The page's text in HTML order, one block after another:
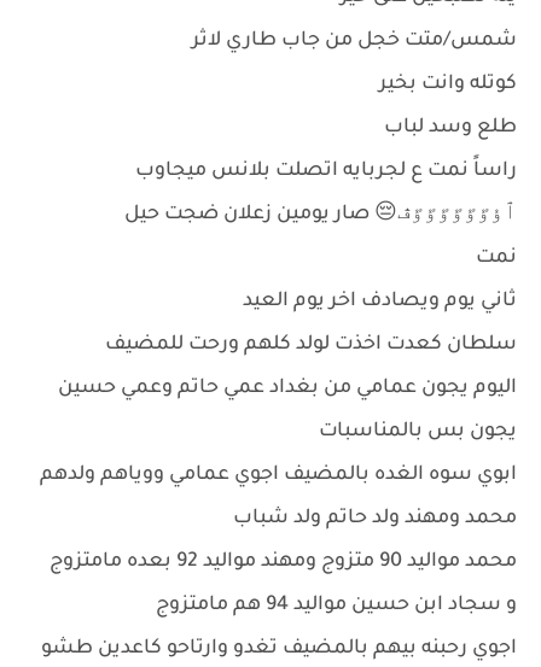
شمس/متت خجل من جاب طاري لاثر
كوتله وانت بخير
طلع وسد لباب
راساً نمت ع لجربايه اتصلت بلانس ميجاوب
ﭐﯗﯝﯝﯝﯝﯝﯝڦ😔 صار يومين زعلان ضجت حيل
نمت
ثاني يوم ويصادف اخر يوم العيد
سلطان كعدت اخذت لولد كلهم ورحت للمضيف
اليوم يجون عمامي من بغداد عمي حاتم وعمي حسين
يجون بس بالمناسبات
ابوي سوه الغده بالمضيف اجوي عمامي ووياهم ولدهم
محمد ومهند ولد حاتم ولد شباب
محمد مواليد 90 متزوج ومهند مواليد 92 بعده مامتزوج
و سجاد ابن حسين مواليد 94 هم مامتزوج
اجوي رحبنه بيهم بالمضيف تغدو وارتاحو كاعدين طشو